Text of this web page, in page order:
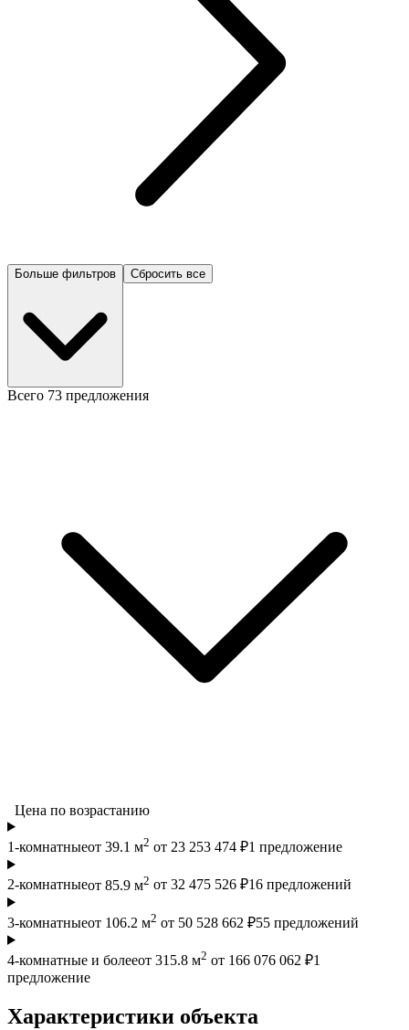
Больше фильтров Сбросить все
Всего 73 предложения
Цена по возрастанию
1-комнатныеот 39.1 м2 от 23 253 474 ₽1 предложение
2-комнатныеот 85.9 м2 от 32 475 526 ₽16 предложений
3-комнатныеот 106.2 м2 от 50 528 662 ₽55 предложений
4-комнатные и болееот 315.8 м2 от 166 076 062 ₽1
предложение
Характеристики объекта